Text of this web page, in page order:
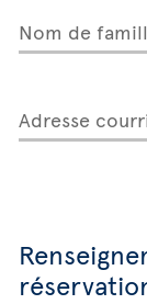
Nom de
Adresse